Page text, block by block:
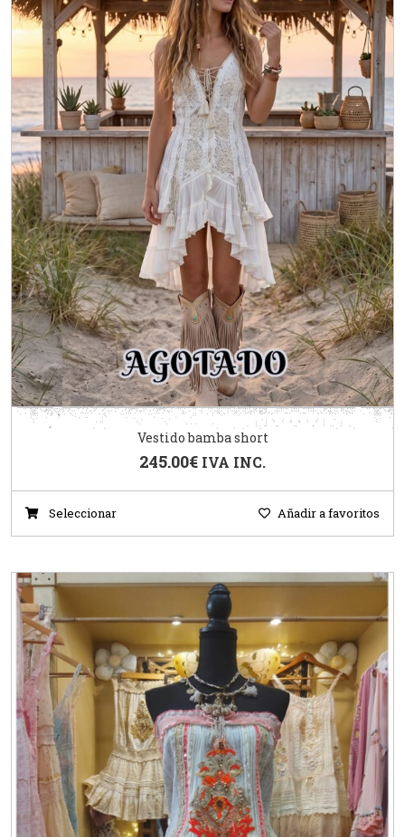
Vestido bamba short
245.00€ IVA INC.
Seleccionar Añadir a favoritos